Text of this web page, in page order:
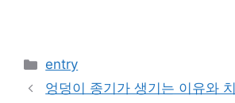
카
테
entry
엉덩이 종기가 생기는 이유와